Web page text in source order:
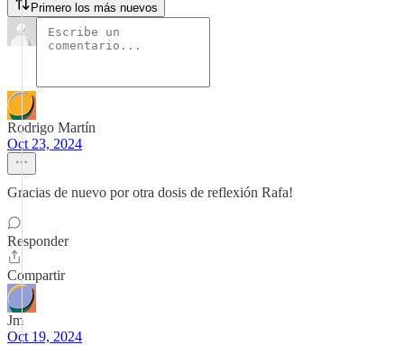
Primero los más nuevos
Rodrigo Martín
Oct 23, 2024
Gracias de nuevo por otra dosis de reflexión Rafa!
Responder
Compartir
Jm
Oct 19, 2024